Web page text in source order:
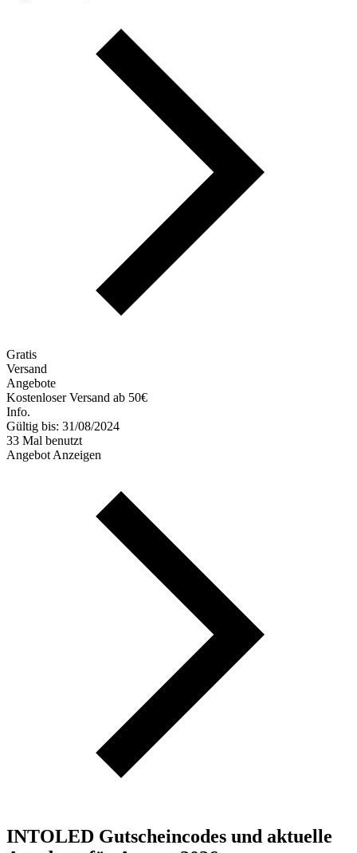
Gratis
Versand
Angebote
Kostenloser Versand ab 50€
Info.
Gültig bis: 31/08/2024
33 Mal benutzt
Angebot Anzeigen
INTOLED Gutscheincodes und aktuelle